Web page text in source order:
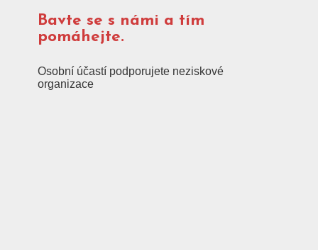
Bavte se s námi a tím
pomáhejte.
Osobní účastí podporujete neziskové
organizace